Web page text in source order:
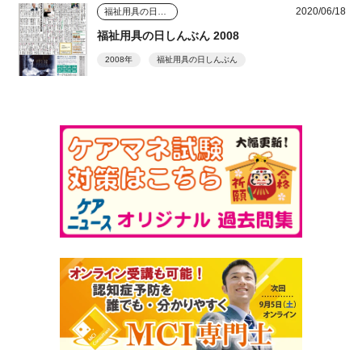
2020/06/18
福祉用具の日しんぶん 2008
2008年 福祉用具の日しんぶん